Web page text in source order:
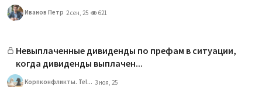
Иванов Петр 2 сен, 25 621
Невыплаченные дивиденды по префам в ситуации,
когда дивиденды выплачен...
Корпконфликты. Tel... 3 ноя, 25